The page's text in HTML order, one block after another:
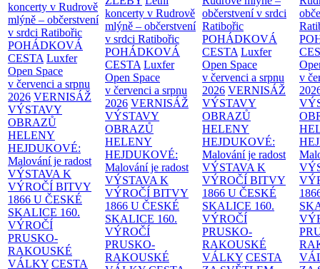
koncerty v Rudrově
mlýně – občerstvení
v srdci Ratibořic
POHÁDKOVÁ
CESTA Luxfer
Open Space
v červenci a srpnu
2026 VERNISÁŽ
VÝSTAVY
OBRAZŮ
HELENY
HEJDUKOVÉ:
Malování je radost
VÝSTAVA K
VÝROČÍ BITVY
1866 U ČESKÉ
SKALICE 160.
VÝROČÍ
PRUSKO-
RAKOUSKÉ
VÁLKY CESTA
koncerty v Rudrově
mlýně – občerstvení
v srdci Ratibořic
POHÁDKOVÁ
CESTA Luxfer
Open Space
v červenci a srpnu
2026 VERNISÁŽ
VÝSTAVY
OBRAZŮ
HELENY
HEJDUKOVÉ:
Malování je radost
VÝSTAVA K
VÝROČÍ BITVY
1866 U ČESKÉ
SKALICE 160.
VÝROČÍ
PRUSKO-
RAKOUSKÉ
občerstvení v srdci
Ratibořic
POHÁDKOVÁ
CESTA Luxfer
Open Space
v červenci a srpnu
2026 VERNISÁŽ
VÝSTAVY
OBRAZŮ
HELENY
HEJDUKOVÉ:
Malování je radost
VÝSTAVA K
VÝROČÍ BITVY
1866 U ČESKÉ
SKALICE 160.
VÝROČÍ
PRUSKO-
RAKOUSKÉ
VÁLKY CESTA
v